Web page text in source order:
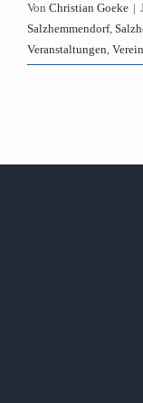
Von Christian Goeke |
Salzhemmendorf,
Veranstaltungen,